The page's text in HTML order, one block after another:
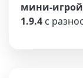
мини-игрой
1.9.4 с